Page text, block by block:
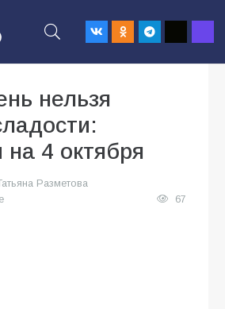
нельзя
4 октября
Разметова
67